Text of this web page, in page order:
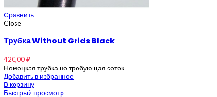
Сравнить
Close
Трубка Without Grids Black
420,00₽
Немецкая трубка не требующая сеток
Добавить в избранное
В корзину
Быстрый просмотр